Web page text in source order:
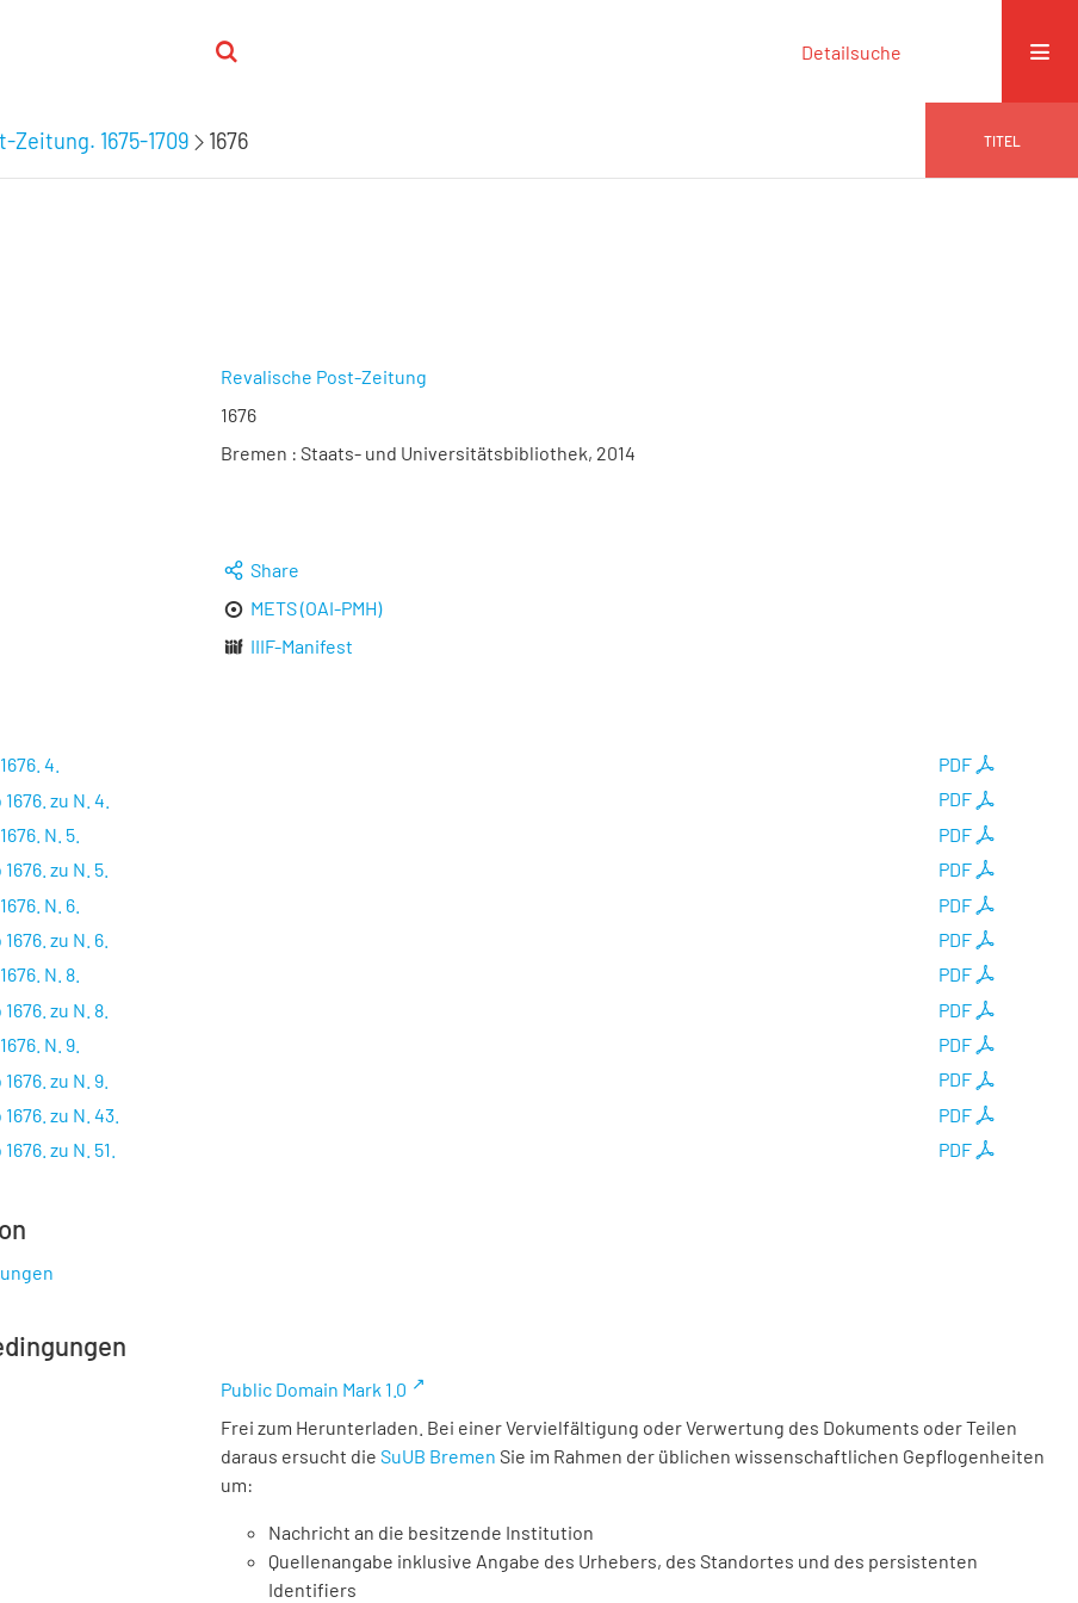
Detailsuche
Zeitung. 1675-1709 1676 TITEL
Revalische Post-Zeitung
1676
Bremen : Staats- und Universitätsbibliothek, 2014
Share
METS (OAI-PMH)
IIIF-Manifest
PDF
4.
PDF
zu N. 4.
PDF
N. 5.
PDF
zu N. 5.
PDF
N. 6.
PDF
zu N. 6.
PDF
N. 8.
PDF
zu N. 8.
PDF
N. 9.
PDF
zu N. 9.
PDF
zu N. 43.
PDF
zu N. 51.
Public Domain Mark 1.0
Frei zum Herunterladen. Bei einer Vervielfältigung oder Verwertung des Dokuments oder Teilen
daraus ersucht die SuUB Bremen Sie im Rahmen der üblichen wissenschaftlichen Gepflogenheiten
um:
Nachricht an die besitzende Institution
Quellenangabe inklusive Angabe des Urhebers, des Standortes und des persistenten
Identifiers